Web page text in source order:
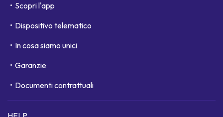
Scopri l'app
Dispositivo telematico
In cosa siamo unici
Garanzie
Documenti contrattuali